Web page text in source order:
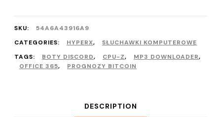
SKU:
54A6A43916A9
CATEGORIES:
HYPERX,
SŁUCHAWKI KOMPUTEROWE
TAGS:
BOTY DISCORD, CPU-Z, MP3 DOWNLOADER,
OFFICE 365, PROGNOZY BITCOIN
DESCRIPTION